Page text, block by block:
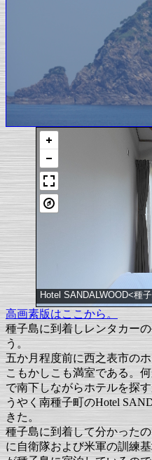
Hotel SANDALWOOD<種
高画素版はここから。
種子島に到着しレンタカー
う。
五か月程度前に西之表市の
こもかしこも満室である。
で南下しながらホテルを探
うやく南種子町のHotel
きた。
種子島に到着して分かった
に自衛隊および米軍の訓練